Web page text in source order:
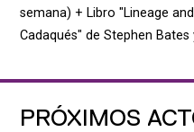
semana) + Libro "Lineage
Cadaqués" de Stephen
PRÓXIMOS